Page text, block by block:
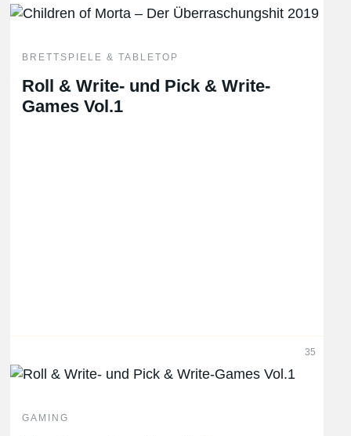
BRETTSPIELE & TABLETOP
Roll & Write- und Pick & Write-
Games Vol.1
35
GAMING